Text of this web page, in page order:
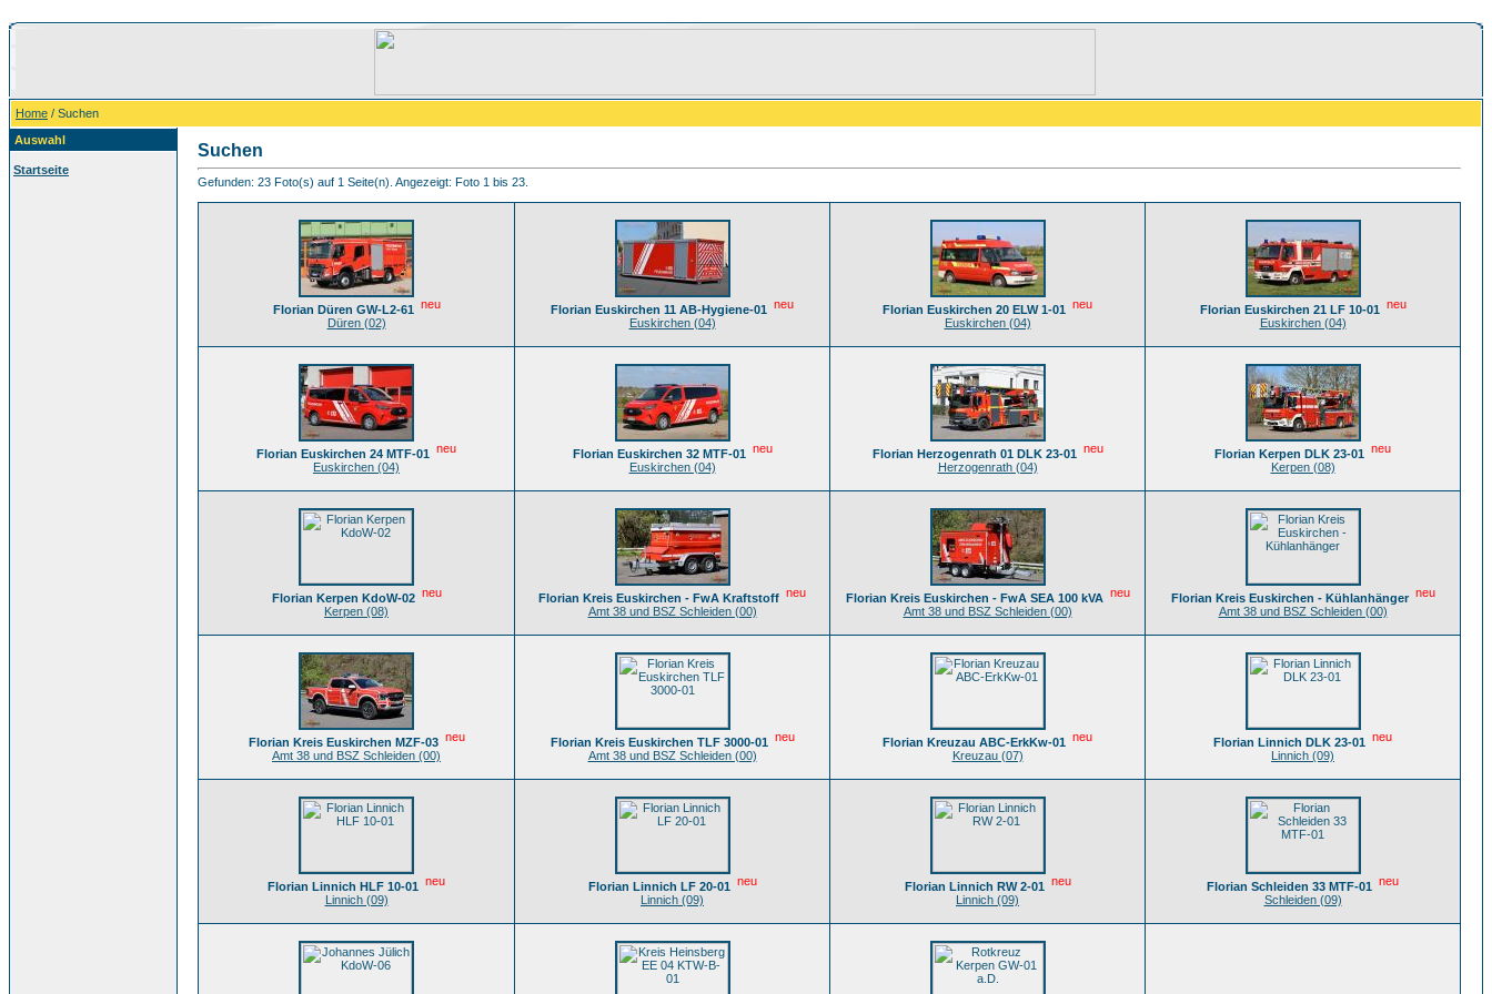
Home / Suchen
Auswahl
Startseite
Suchen
Gefunden: 23 Foto(s) auf 1 Seite(n). Angezeigt: Foto 1 bis 23.
Florian Düren GW-L2-61 neu
Düren (02)
Florian Euskirchen 11 AB-Hygiene-01 neu
Euskirchen (04)
Florian Euskirchen 20 ELW 1-01 neu
Euskirchen (04)
Florian Euskirchen 21 LF 10-01 neu
Euskirchen (04)
Florian Euskirchen 24 MTF-01 neu
Euskirchen (04)
Florian Euskirchen 32 MTF-01 neu
Euskirchen (04)
Florian Herzogenrath 01 DLK 23-01 neu
Herzogenrath (04)
Florian Kerpen DLK 23-01 neu
Kerpen (08)
Florian Kerpen KdoW-02 neu
Kerpen (08)
Florian Kreis Euskirchen - FwA Kraftstoff neu
Amt 38 und BSZ Schleiden (00)
Florian Kreis Euskirchen - FwA SEA 100 kVA neu
Amt 38 und BSZ Schleiden (00)
Florian Kreis Euskirchen - Kühlanhänger neu
Amt 38 und BSZ Schleiden (00)
Florian Kreis Euskirchen MZF-03 neu
Amt 38 und BSZ Schleiden (00)
Florian Kreis Euskirchen TLF 3000-01 neu
Amt 38 und BSZ Schleiden (00)
Florian Kreuzau ABC-ErkKw-01 neu
Kreuzau (07)
Florian Linnich DLK 23-01 neu
Linnich (09)
Florian Linnich HLF 10-01 neu
Linnich (09)
Florian Linnich LF 20-01 neu
Linnich (09)
Florian Linnich RW 2-01 neu
Linnich (09)
Florian Schleiden 33 MTF-01 neu
Schleiden (09)